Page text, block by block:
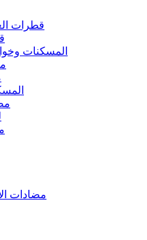
قطرات
المسكنات
مضادات